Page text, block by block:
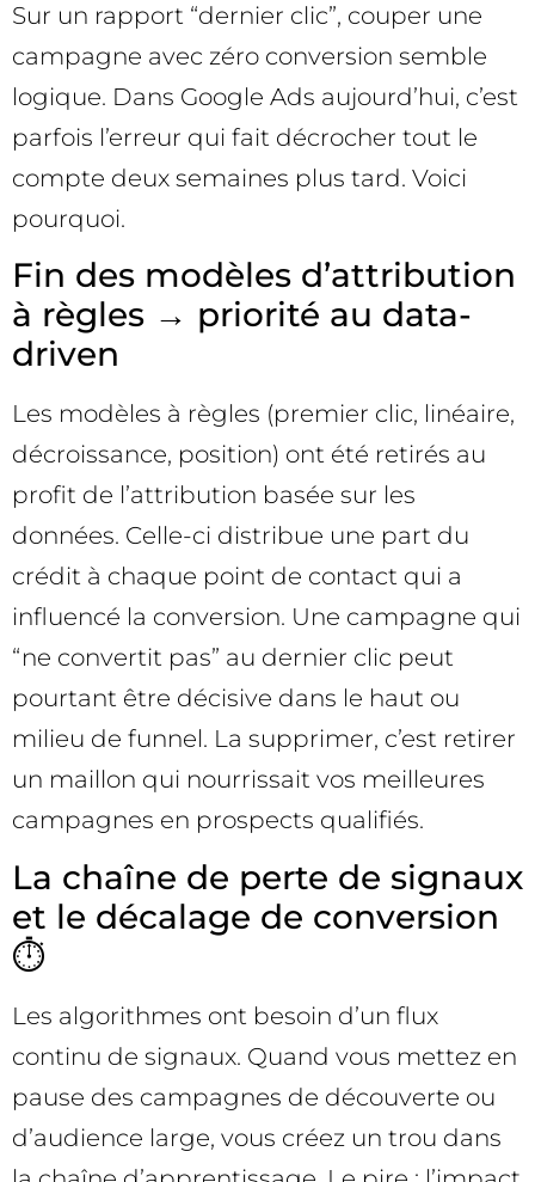
Sur un rapport “dernier clic”, couper une
campagne avec zéro conversion semble
logique. Dans Google Ads aujourd’hui, c’est
parfois l’erreur qui fait décrocher tout le
compte deux semaines plus tard. Voici
pourquoi.
Fin des modèles d’attribution
à règles → priorité au data-
driven
Les modèles à règles (premier clic, linéaire,
décroissance, position) ont été retirés au
profit de l’attribution basée sur les
données. Celle-ci distribue une part du
crédit à chaque point de contact qui a
influencé la conversion. Une campagne qui
“ne convertit pas” au dernier clic peut
pourtant être décisive dans le haut ou
milieu de funnel. La supprimer, c’est retirer
un maillon qui nourrissait vos meilleures
campagnes en prospects qualifiés.
La chaîne de perte de signaux
et le décalage de conversion
⏱️
Les algorithmes ont besoin d’un flux
continu de signaux. Quand vous mettez en
pause des campagnes de découverte ou
d’audience large, vous créez un trou dans